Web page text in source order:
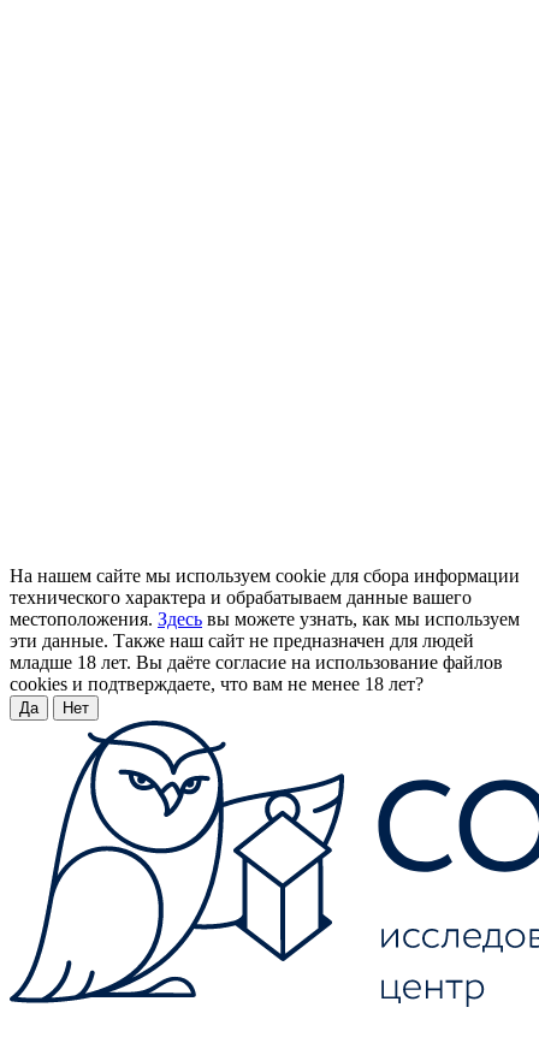
На нашем сайте мы используем cookie для сбора информации
технического характера и обрабатываем данные вашего
местоположения. Здесь вы можете узнать, как мы используем
эти данные. Также наш сайт не предназначен для людей
младше 18 лет. Вы даёте согласие на использование файлов
cookies и подтверждаете, что вам не менее 18 лет?
Да Нет